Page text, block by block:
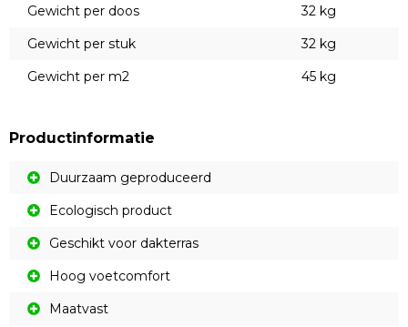
Gewicht per doos
32 kg
Gewicht per stuk
32 kg
Gewicht per m2
45 kg
Productinformatie
Duurzaam geproduceerd
Ecologisch product
Geschikt voor dakterras
Hoog voetcomfort
Maatvast